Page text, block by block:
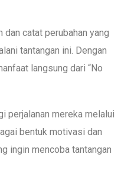
catat perubahan yang
tantangan ini. Dengan
langsung dari “No
perjalanan mereka melalui
bentuk motivasi dan
ingin mencoba tantangan